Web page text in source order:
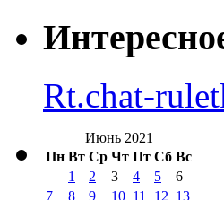
Rt.chat-
Июнь 2021
Пн Вт Ср Чт Пт Сб Вс
1 2 3 4 5
6
7
8 9 10 11 12 13